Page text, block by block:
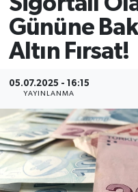
Gününe
Altın Fırsat!
05.07.2025 - 16:15
YAYINLANMA
MAGAZİN
ÖZEL HABER
RESMİ İLANLAR
SAĞLIK
SİYASET